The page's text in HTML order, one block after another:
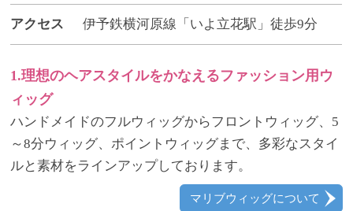
アクセス 伊予鉄横河原線「いよ立花駅」徒歩9分
1.理想のヘアスタイルをかなえるファッション用ウ
ィッグ
ハンドメイドのフルウィッグからフロントウィッグ、5
～8分ウィッグ、ポイントウィッグまで、多彩なスタイ
ルと素材をラインアップしております。
マリブウィッグについて